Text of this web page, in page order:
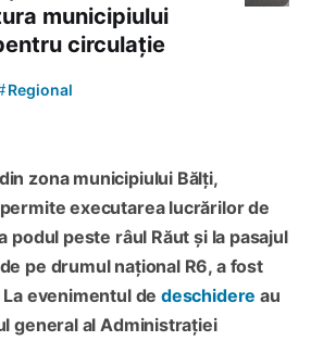
municipiului
circulație
Regional
zona municipiului Bălți,
executarea lucrărilor de
podul peste râul Răut și la pasajul
pe drumul național R6, a fost
evenimentul de deschidere au
general al Administrației